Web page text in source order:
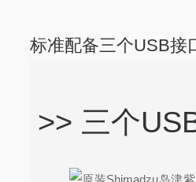
标准配备三个USB接
>> 三个